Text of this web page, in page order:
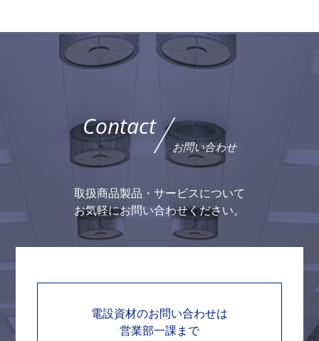
Contact
お問い合わせ
取扱商品製品・サービスについて
お気軽にお問い合わせください。
電設資材のお問い合わせは
営業部一課まで